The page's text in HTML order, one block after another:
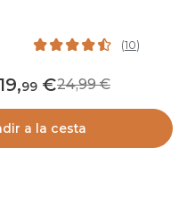
(10)
19,99 24,99
a la cesta